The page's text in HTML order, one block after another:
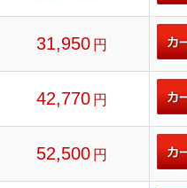
31,950 円
42,770 円
52,500 円